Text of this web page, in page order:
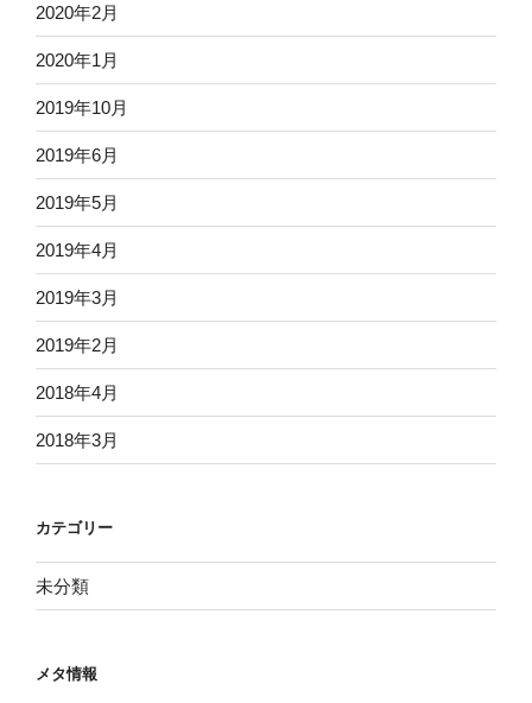
2020年2月
2020年1月
2019年10月
2019年6月
2019年5月
2019年4月
2019年3月
2019年2月
2018年4月
2018年3月
カテゴリー
未分類
メタ情報